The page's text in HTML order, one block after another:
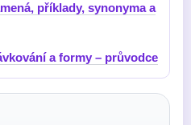
příklady, synonyma a
a formy – průvodce